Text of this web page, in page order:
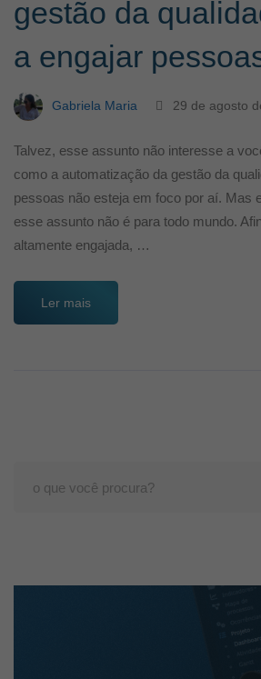
gestão da
a engajar
Gabriela Maria 29 de agosto
Talvez, esse assunto não interesse a
como a automatização da gestão da
pessoas não esteja em foco por aí. Mas
esse assunto não é para todo mundo.
altamente engajada, …
Ler mais